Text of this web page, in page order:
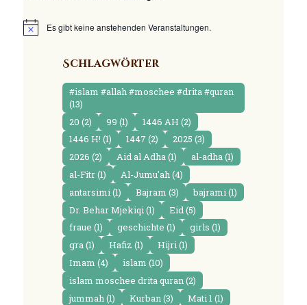
N
Es gibt keine anstehenden Veranstaltungen.
Schlagwörter
#islam #allah #moschee #drita #quran
(13)
20 (2) 99 (1) 1446 AH (2)
1446 H! (1) 1447 (2) 2025 (3)
2026 (2) Aid al Adha(1) al-adha(1)
al-Fitr(1) Al-Jumu'ah(4)
antarsimi(1) Bajram (3) bajrami(1)
Dr. Behar Mjekiqi(1) Eid(5)
fraue (1) geschichte (1) girls (1)
gra(1) Hafiz (1) Hijri(1)
Imam (4) islam (10)
islam moschee drita quran(2)
jummah (1) Kurban (3) Mati 1 (1)